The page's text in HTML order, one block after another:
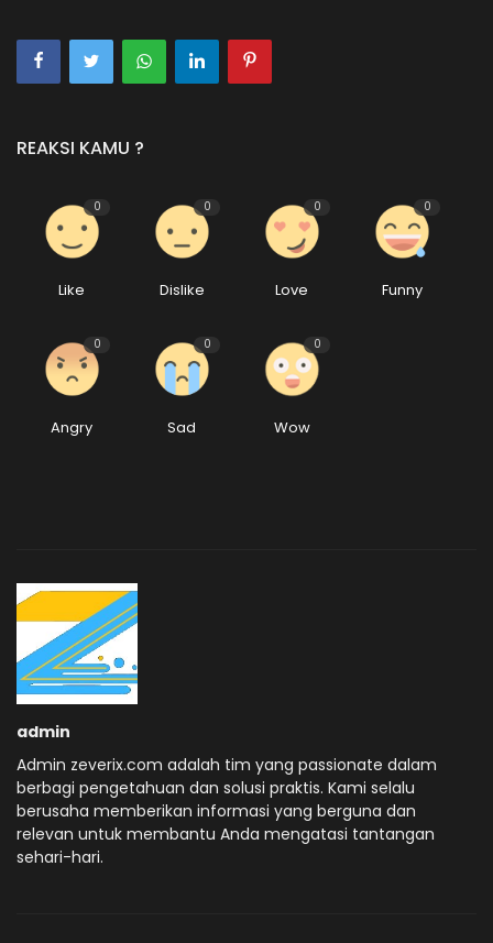
REAKSI KAMU ?
0
Like
0
Dislike
0
Love
0
Funny
0
Angry
0
Sad
0
Wow
admin
Admin zeverix.com adalah tim yang passionate dalam
berbagi pengetahuan dan solusi praktis. Kami selalu
berusaha memberikan informasi yang berguna dan
relevan untuk membantu Anda mengatasi tantangan
sehari-hari.